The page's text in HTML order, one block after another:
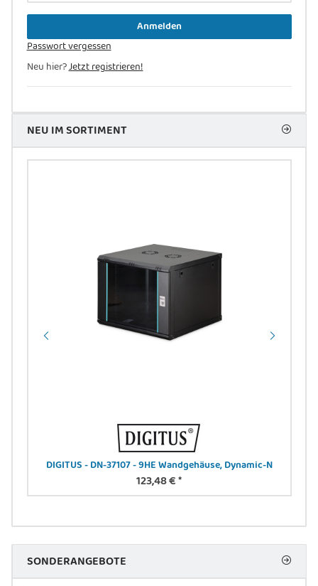
Anmelden
Passwort vergessen
Neu hier?Jetzt registrieren!
NEU IM SORTIMENT
DIGITUS - DN-37107 - 9HE Wandgehäuse, Dynamic-N
123,48 €*
SONDERANGEBOTE